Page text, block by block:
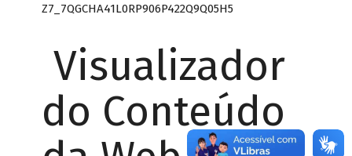
Z7_7QGCHA41L0RP906P422Q9Q05H5
Visualizador
do Conteúdo